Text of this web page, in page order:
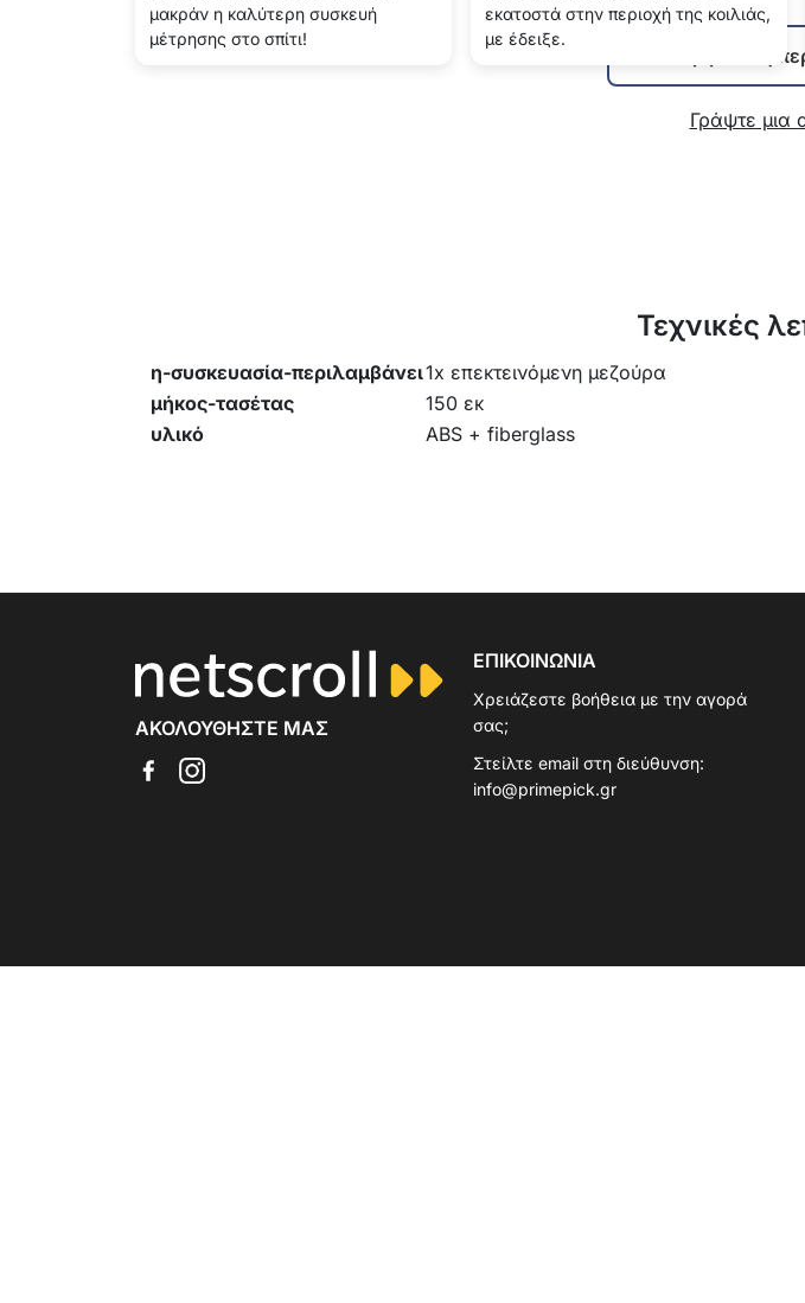
μακράν η καλύτερη συσκευή
μέτρησης στο σπίτι!
εκατοστά στην περιοχή της κοιλιάς,
με έδειξε.
Εμφάνιση
Γράψτε μια
Τεχνικές
η-συσκευασία-περιλαμβάνει1x επεκτεινόμενη μεζούρα
μήκος-τασέτας
150 εκ
υλικό
ABS + fiberglass
ΑΚΟΛΟΥΘΉΣΤΕ ΜΑΣ
ΕΠΙΚΟΙΝΩΝΊΑ
Χρειάζεστε βοήθεια με την αγορά
σας;
Στείλτε email στη διεύθυνση:
info@primepick.gr